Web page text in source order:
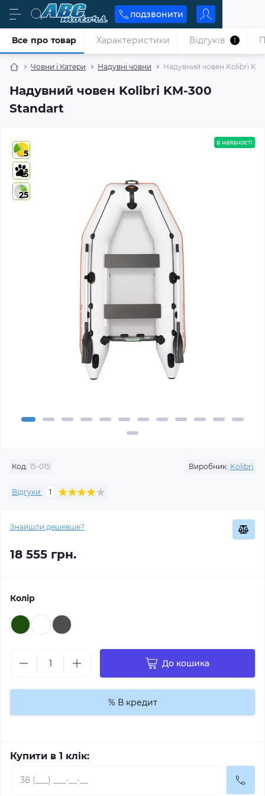
подзвонити
Човни і Катери Надувні човни Надувний човен Kolibri
Надувний човен Kolibri KM-300
Standart
Все про товар Характеристики Відгуків 1
5
5
25
в наявності
Код: 15-015 Виробник: Kolibri
Відгуки: 1
Знайшли дешевше?
18 555 грн.
Колір
До кошика
% В кредит
Купити в 1 клік: